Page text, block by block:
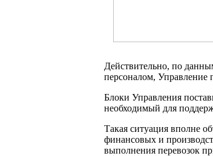
Действительно, по
персоналом, Управление
Блоки Управления
необходимый для
Такая ситуация вполне
финансовых и
выполнения перевозок